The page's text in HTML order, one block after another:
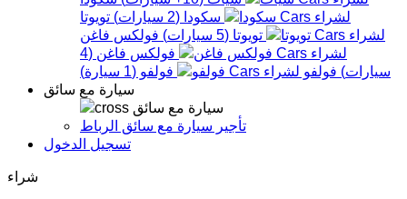
سكودا (
2 سيارات) تويوتا
تويوتا (
5 سيارات) فولكس فاغن
فولكس فاغن (
4
سيارات) فولفو فولفو (
1 سيارة)
سيارة مع سائق
سيارة مع سائق
تأجير سيارة مع سائق الرباط
تسجيل الدخول
شراء